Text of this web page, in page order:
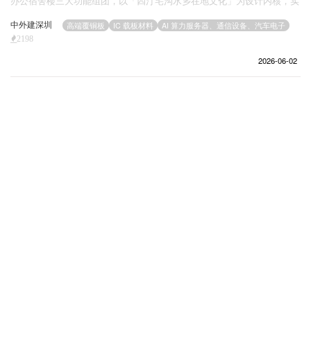
现江南传统肌理 + 现代工业建筑双向融合。
中外建深圳 高端覆铜板 IC 载板材料 AI 算力服务器、通信设备、汽车电子
2198
2026-06-02